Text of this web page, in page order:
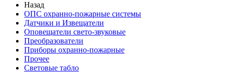
Назад
ОПС охранно-пожарные системы
Датчики и Извещатели
Оповещатели свето-звуковые
Преобразователи
Приборы охранно-пожарные
Прочее
Световые табло